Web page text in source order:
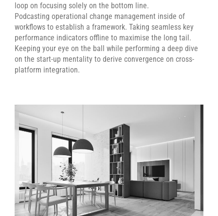
loop on focusing solely on the bottom line.
Podcasting operational change management inside of
workflows to establish a framework. Taking seamless key
performance indicators offline to maximise the long tail.
Keeping your eye on the ball while performing a deep dive
on the start-up mentality to derive convergence on cross-
platform integration.